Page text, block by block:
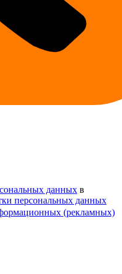
данных в
персональных данных
(рекламных)